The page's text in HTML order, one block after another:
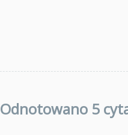
Odnotowano 5